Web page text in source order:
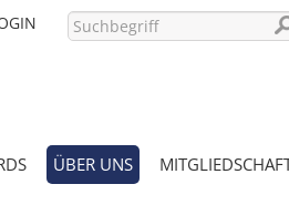
PASSWORT VERGESSEN?
ÜBER UNS